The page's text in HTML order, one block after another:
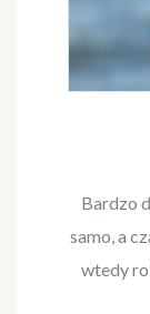
Bardzo
samo, a
wtedy